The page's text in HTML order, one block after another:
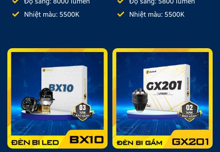
Nhiệt màu: 5500K
Nhiệt màu: 5500K